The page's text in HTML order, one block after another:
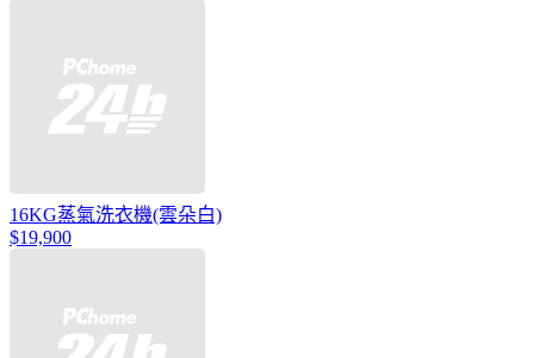
16KG蒸氣洗衣機(雲朵白)
$19,900